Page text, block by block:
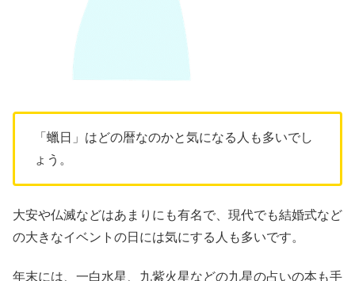
「蠟日」はどの暦なのかと気になる人も多いでし
ょう。
大安や仏滅などはあまりにも有名で、現代でも結婚式など
の大きなイベントの日には気にする人も多いです。
年末には、一白水星、九紫火星などの九星の占いの本も手